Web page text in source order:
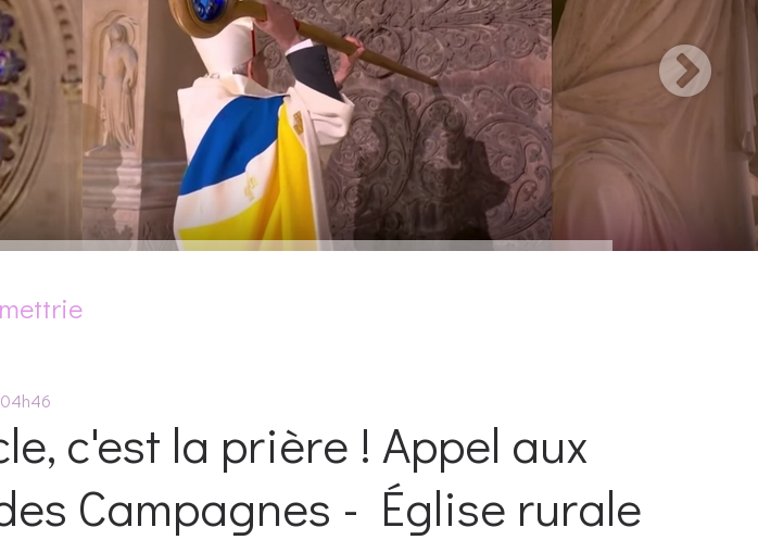
04h46
c'est la prière ! Appel aux
Campagnes - Église rurale